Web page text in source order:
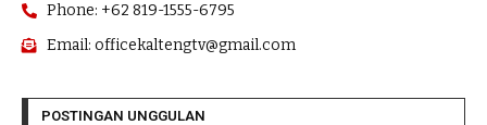
Phone: +62 819-1555-6795
Email: officekaltengtv@gmail.com
POSTINGAN UNGGULAN